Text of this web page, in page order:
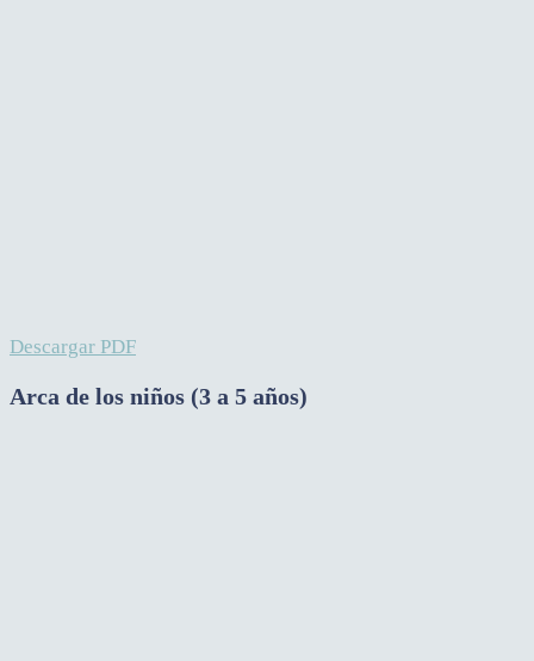
Descargar PDF
Arca de los niños (3 a 5 años)